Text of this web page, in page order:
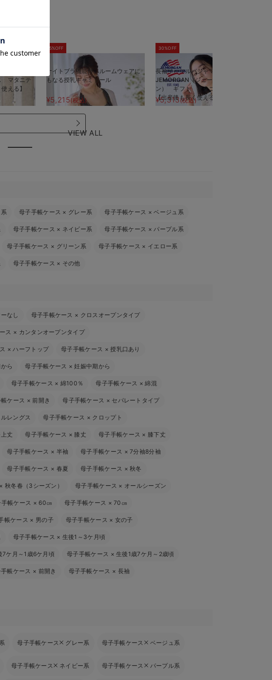
マタニテ
える】
5%OFF
ナイトブラ機能付 ルームウェアに
もなる授乳キャミソール
¥5,215(税込)
30%OFF
長袖サーマルパジャマ3点セット
JEMORGAN（ジェーイーモーガ
ン） ギフト マタニティ・産後
【出産後も長く使える】
¥5,313 (税込)
VIEW ALL
母子手帳ケース × グレー系 母子手帳ケース ×ベージュ系
母子手帳ケース × ネイビー系 母子手帳ケース ×パープル系
母子手帳ケース × グリーン系 母子手帳ケース × イエロー系
母子手帳ケース × その他
なし 母子手帳ケース × クロスオープンタイプ
ス × カンタンオープンタイプ
×ハーフトップ 母子手帳ケース ×授乳口あり
ら 母子手帳ケース ×妊娠中期から
母子手帳ケース × 綿100％ 母子手帳ケース ×綿混
ケース ×前開き 母子手帳ケース × セパレートタイプ
レングス 母子手帳ケース × クロップト
丈 母子手帳ケース × 膝丈 母子手帳ケース × 膝下丈
母子手帳ケース × 半袖 母子手帳ケース ×7分袖8分袖
母子手帳ケース × 春夏 母子手帳ケース ×秋冬
×秋冬春（3シーズン） 母子手帳ケース × オールシーズン
帳ケース × 60㎝ 母子手帳ケース ×70㎝
帳ケース × 男の子 母子手帳ケース × 女の子
母子手帳ケース × 生後1～3ケ月頃
7ケ月～1歳6ケ月頃 母子手帳ケース ×生後1歳7ケ月～2歳頃
帳ケース × 前開き 母子手帳ケース × 長袖
母子手帳ケース グレー系 母子手帳ケース ベージュ系
母子手帳ケース ネイビー系 母子手帳ケース パープル系